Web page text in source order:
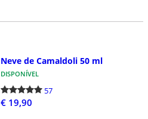
Neve de Camaldoli 50 ml
DISPONÍVEL
57
€ 19,90